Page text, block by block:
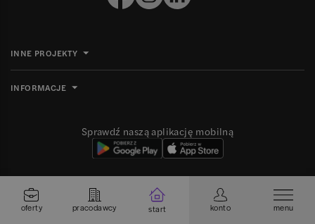
oferty pracodawcy start konto menu
INNE PROJEKTY
INFORMACJE
Sprawdź naszą aplikację mobilną
Ⓒ 2008- 2026Grupa MBE sp. z o.o. Wszelkie prawa zastrzeżone.